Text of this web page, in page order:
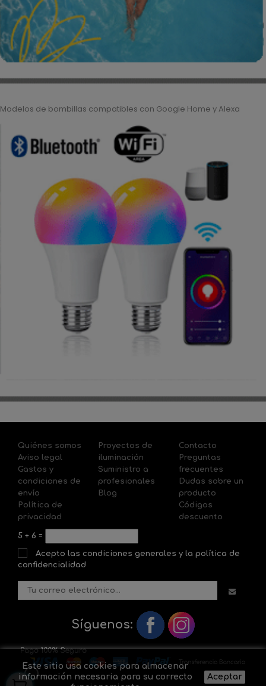
Modelos de bombillas compatibles con Google Home y Alexa
Quiénes somos
Aviso legal
Gastos y
condiciones de
envío
Política de
privacidad
Proyectos de
iluminación
Suministro a
profesionales
Blog
Contacto
Preguntas
frecuentes
Dudas sobre un
producto
Códigos
descuento
5 + 6 =
Acepto las condiciones generales y la política de
confidencialidad
Síguenos:
Este sitio usa cookies para almacenar
información necesaria para su correcto
Aceptar